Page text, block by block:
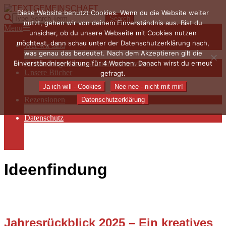
Skip
to
content
TEXTGEMEINSCHAFT
Search
Primary
Navigation
Menu
Menu
Wer wir sind
Die Hauptakteurinnen
Sieben Fragen an… / Autoreninterviews
Unsere Bücher
Autorenservices
Autorenprofile
Rezensionen
Datenschutz
Ideenfindung
Jahresrückblick 2025 – Ein kreatives
Diese Website benutzt Cookies. Wenn du die Website weiter
nutzt, gehen wir von deinem Einverständnis aus. Bist du
unsicher, ob du unsere Webseite mit Cookies nutzen
möchtest, dann schau unter der Datenschutzerklärung nach,
was genau das bedeutet. Nach dem Akzeptieren gilt die
Einverständniserklärung für 4 Wochen. Danach wirst du erneut
gefragt.
Ja ich will - Cookies
Nee nee - nicht mit mir!
Datenschutzerklärung